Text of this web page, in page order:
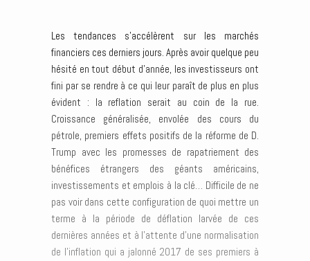
Les tendances s’accélèrent sur les marchés
financiers ces derniers jours. Après avoir quelque peu
hésité en tout début d’année, les investisseurs ont
fini par se rendre à ce qui leur paraît de plus en plus
évident : la reflation serait au coin de la rue.
Croissance généralisée, envolée des cours du
pétrole, premiers effets positifs de la réforme de D.
Trump avec les promesses de rapatriement des
bénéfices étrangers des géants américains,
investissements et emplois à la clé… Difficile de ne
pas voir dans cette configuration de quoi mettre un
terme à la période de déflation larvée de ces
dernières années et à l’attente d’une normalisation
de l’inflation qui a jalonné 2017 de ses premiers à